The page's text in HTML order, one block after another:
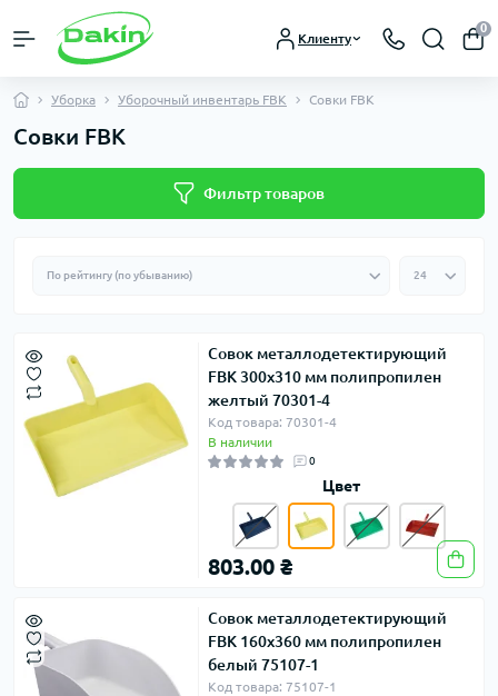
Клиенту
0
Уборка Уборочный инвентарь FBK Совки FBK
Совки FBK
Фильтр товаров
Совок металлодетектирующий
FBK 300х310 мм полипропилен
желтый 70301-4
Код товара: 70301-4
В наличии
0
Цвет
803.00 ₴
Совок металлодетектирующий
FBK 160х360 мм полипропилен
белый 75107-1
Код товара: 75107-1